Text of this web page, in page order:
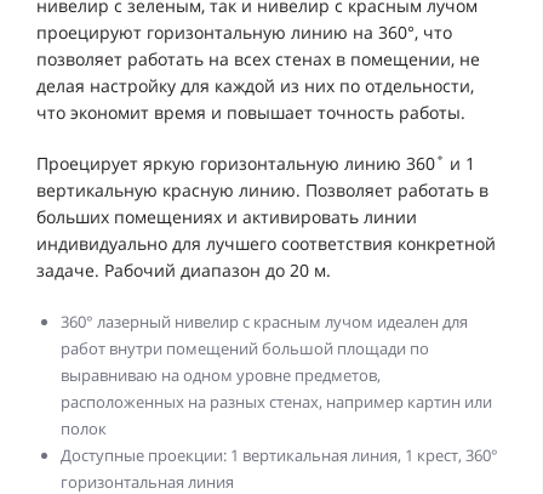
нивелир с зеленым, так и нивелир с красным лучом
проецируют горизонтальную линию на 360°, что
позволяет работать на всех стенах в помещении, не
делая настройку для каждой из них по отдельности,
что экономит время и повышает точность работы.
Проецирует яркую горизонтальную линию 360˚ и 1
вертикальную красную линию. Позволяет работать в
больших помещениях и активировать линии
индивидуально для лучшего соответствия конкретной
задаче. Рабочий диапазон до 20 м.
360° лазерный нивелир с красным лучом идеален для
работ внутри помещений большой площади по
выравниваю на одном уровне предметов,
расположенных на разных стенах, например картин или
полок
Доступные проекции: 1 вертикальная линия, 1 крест, 360°
горизонтальная линия